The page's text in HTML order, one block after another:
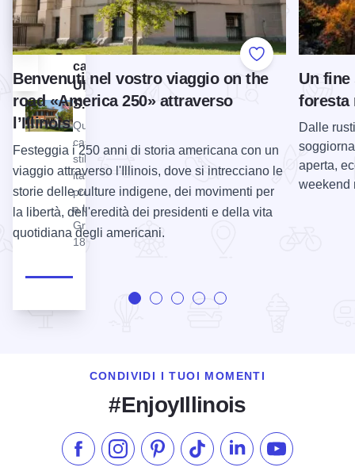
storico
statale
della
casa di
Ulysses
S. Grant
Questa
casa in
stile
italiano fu
presentata
a U.S.
Grant nel
1865.
creative e
funzionali.
Add to Favorites
Benvenuti nel vostro viaggio on the
road «America 250» attraverso
l’Illinois
Festeggia i 250 anni di storia americana con un
viaggio attraverso l'Illinois, dove si intrecciano le
storie delle culture indigene, dei movimenti per
la libertà, dell'eredità dei presidenti e della vita
quotidiana degli americani.
Un fine
foresta
Dalle
aperta,
weekend
CONDIVIDI I TUOI MOMENTI
#EnjoyIllinois
Metti "Mi piace" su Facebook
Seguici su Instagram
Visita il nostro Pinterest
Seguici su TikTok
Seguici su LinkedIn
Iscriviti al